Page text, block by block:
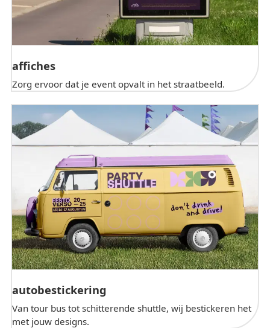
affiches
Zorg ervoor dat je event opvalt in het straatbeeld.
autobestickering
Van tour bus tot schitterende shuttle, wij bestickeren het
met jouw designs.